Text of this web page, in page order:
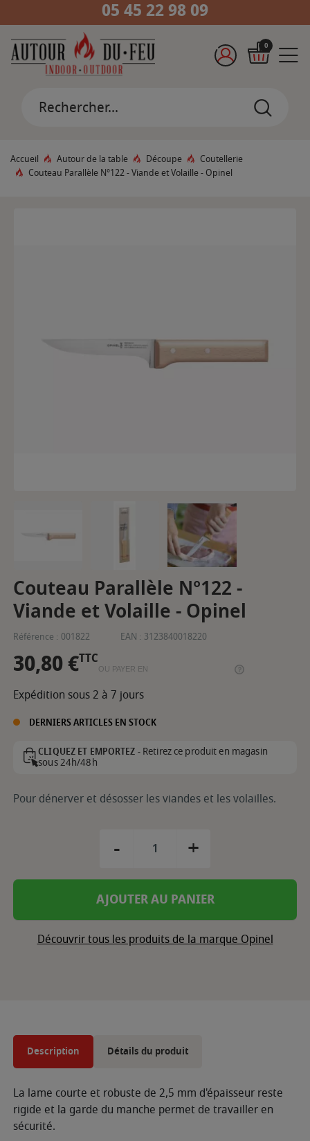
05 45 22 98 09
0
Accueil Autour de la table Découpe
Coutellerie
Couteau Parallèle N°122 - Viande et Volaille - Opinel
Couteau Parallèle N°122 -
Viande et Volaille - Opinel
Référence : 001822 EAN : 3123840018220
30,80 €TTC
OU PAYER EN
Expédition sous 2 à 7 jours
DERNIERS ARTICLES EN STOCK
CLIQUEZ ET EMPORTEZ -Retirez ce produit en magasin
sous 24h/48h
Pour dénerver et désosser les viandes et les volailles.
- +
AJOUTER AU PANIER
Découvrir tous les produits de la marque Opinel
Description Détails du produit
La lame courte et robuste de 2,5 mm d'épaisseur reste
rigide et la garde du manche permet de travailler en
sécurité.